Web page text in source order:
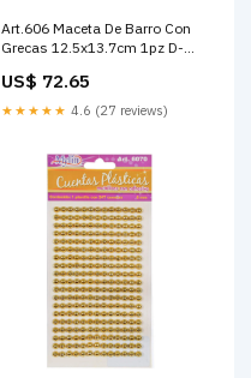
Art.606 Maceta De Barro Con
Grecas 12.5x13.7cm 1pz D-
US$ 72.65
★★★★★ 4.6 (27 reviews)